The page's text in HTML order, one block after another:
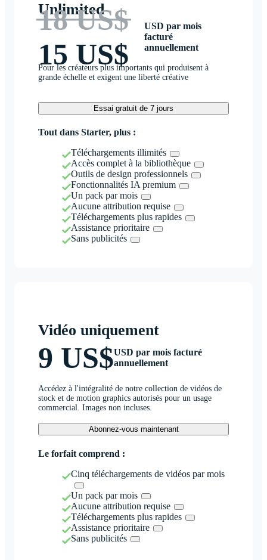
Unlimited
18 US$
15 US$
USD par mois
facturé
annuellement
Pour les créateurs plus importants qui produisent à
grande échelle et exigent une liberté créative
Essai gratuit de 7 jours
Tout dans Starter, plus :
Téléchargements illimités
Accès complet à la bibliothèque
Outils de design professionnels
Fonctionnalités IA premium
Un pack par mois
Aucune attribution requise
Téléchargements plus rapides
Assistance prioritaire
Sans publicités
Vidéo uniquement
9 US$USD par mois facturé
annuellement
Accédez à l'intégralité de notre collection de vidéos de
stock et de motion graphics autorisés pour un usage
commercial. Images non incluses.
Abonnez-vous maintenant
Le forfait comprend :
Cinq téléchargements de vidéos par mois
Un pack par mois
Aucune attribution requise
Téléchargements plus rapides
Assistance prioritaire
Sans publicités